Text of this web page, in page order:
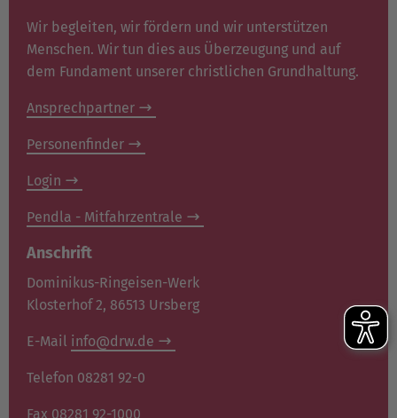
Wir begleiten, wir fördern und wir unterstützen
Menschen. Wir tun dies aus Überzeugung und auf
dem Fundament unserer christlichen Grundhaltung.
Ansprechpartner
Personenfinder
Login
Pendla - Mitfahrzentrale
Anschrift
Dominikus-Ringeisen-Werk
Klosterhof 2, 86513 Ursberg
E-Mail info@drw.de
Telefon 08281 92-0
Fax 08281 92-1000